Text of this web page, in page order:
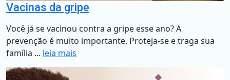
Vacinas da gripe
Você já se vacinou contra a gripe esse ano? A
prevenção é muito importante. Proteja-se e traga sua
família ... leia mais